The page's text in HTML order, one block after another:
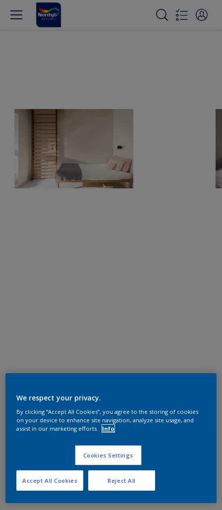
We respect your privacy.
By clicking “Accept All Cookies”, you agree to the storing of cookies
on your device to enhance site navigation, analyze site usage, and
assist in our marketing efforts.
Info
Cookies Settings
Reject All
Accept All Cookies